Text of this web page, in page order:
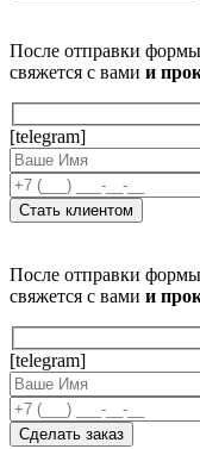
После отправки
свяжется с вами и
[telegram]
После отправки
свяжется с вами и
[telegram]